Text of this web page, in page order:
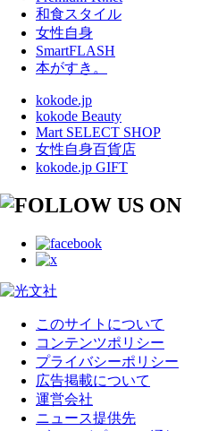
和食スタイル
女性自身
SmartFLASH
本がすき。
kokode.jp
kokode Beauty
Mart SELECT SHOP
女性自身百貨店
kokode.jp GIFT
このサイトについて
コンテンツポリシー
プライバシーポリシー
広告掲載について
運営会社
ニュース提供先